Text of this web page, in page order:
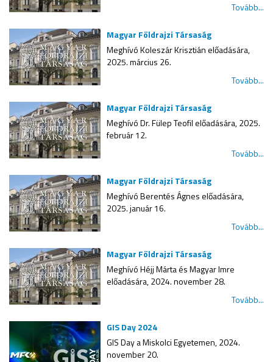
Tovább...
Magyar Földrajzi Társaság
Meghívó Koleszár Krisztián előadására,
2025. március 26.
Tovább...
Magyar Földrajzi Társaság
Meghívó Dr. Fülep Teofil előadására, 2025.
február 12.
Tovább...
Magyar Földrajzi Társaság
Meghívó Berentés Ágnes előadására,
2025. január 16.
Tovább...
Magyar Földrajzi Társaság
Meghívó Héjj Márta és Magyar Imre
előadására, 2024. november 28.
Tovább...
GIS Day 2024
GIS Day a Miskolci Egyetemen, 2024.
november 20.